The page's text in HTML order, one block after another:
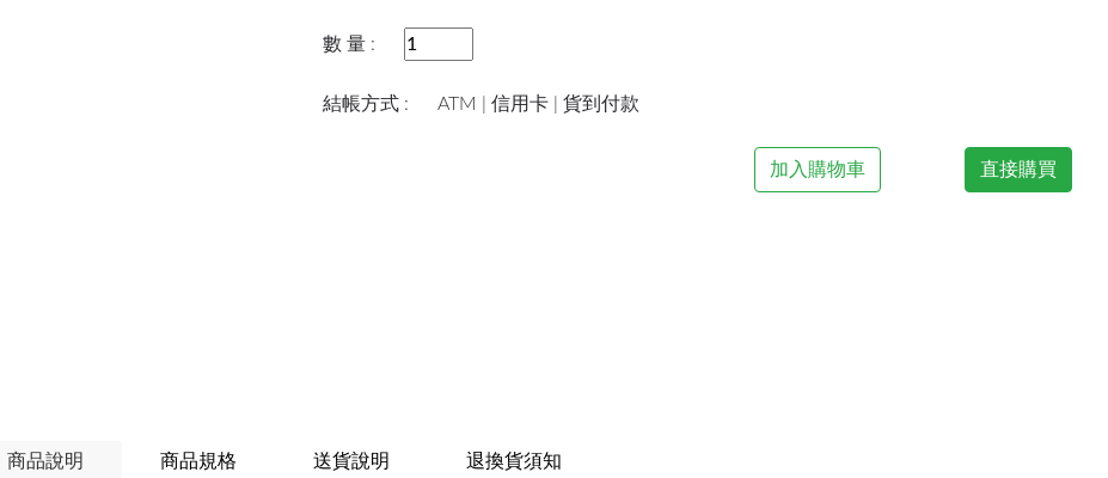
數 量 :
結帳方式 : ATM | 信用卡 | 貨到付款
加入購物車 直接購買
商品說明 商品規格 送貨說明 退換貨須知